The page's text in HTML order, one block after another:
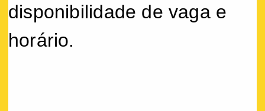
disponibilidade de vaga e
horário.